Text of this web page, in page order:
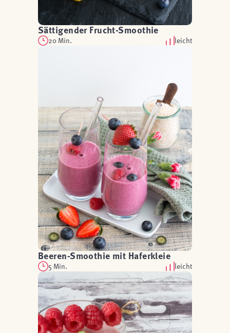
Sättigender Frucht-Smoothie
20 Min. leicht
Beeren-Smoothie mit Haferkleie
5 Min. leicht